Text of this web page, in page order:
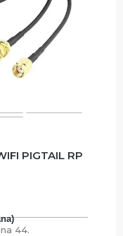
PIGTAIL RP
44.